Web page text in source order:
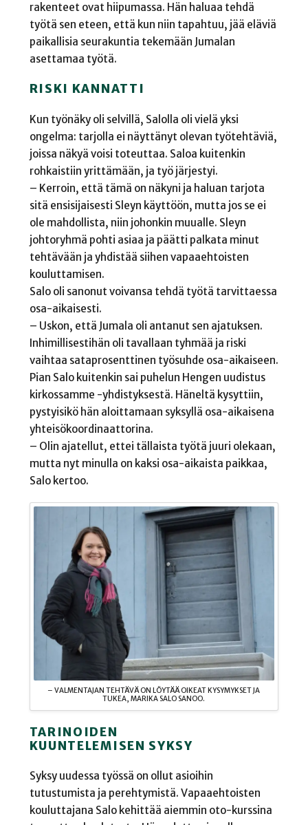
rakenteet ovat hiipumassa. Hän haluaa tehdä
työtä sen eteen, että kun niin tapahtuu, jää eläviä
paikallisia seurakuntia tekemään Jumalan
asettamaa työtä.
RISKI KANNATTI
Kun työnäky oli selvillä, Salolla oli vielä yksi
ongelma: tarjolla ei näyttänyt olevan työtehtäviä,
joissa näkyä voisi toteuttaa. Saloa kuitenkin
rohkaistiin yrittämään, ja työ järjestyi.
– Kerroin, että tämä on näkyni ja haluan tarjota
sitä ensisijaisesti Sleyn käyttöön, mutta jos se ei
ole mahdollista, niin johonkin muualle. Sleyn
johtoryhmä pohti asiaa ja päätti palkata minut
tehtävään ja yhdistää siihen vapaaehtoisten
kouluttamisen.
Salo oli sanonut voivansa tehdä työtä tarvittaessa
osa-aikaisesti.
– Uskon, että Jumala oli antanut sen ajatuksen.
Inhimillisestihän oli tavallaan tyhmää ja riski
vaihtaa sataprosenttinen työsuhde osa-aikaiseen.
Pian Salo kuitenkin sai puhelun Hengen uudistus
kirkossamme -yhdistyksestä. Häneltä kysyttiin,
pystyisikö hän aloittamaan syksyllä osa-aikaisena
yhteisökoordinaattorina.
– Olin ajatellut, ettei tällaista työtä juuri olekaan,
mutta nyt minulla on kaksi osa-aikaista paikkaa,
Salo kertoo.
– VALMENTAJAN TEHTÄVÄ ON LÖYTÄÄ OIKEAT KYSYMYKSET JA
TUKEA, MARIKA SALO SANOO.
TARINOIDEN
KUUNTELEMISEN SYKSY
Syksy uudessa työssä on ollut asioihin
tutustumista ja perehtymistä. Vapaaehtoisten
kouluttajana Salo kehittää aiemmin oto-kurssina